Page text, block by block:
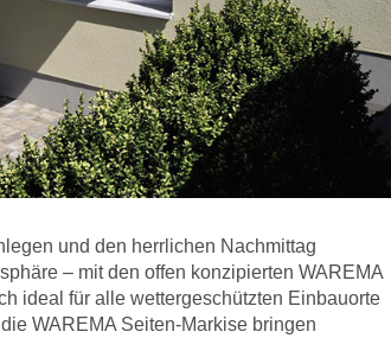
und den herrlichen Nachmittag
– mit den offen konzipierten WAREMA
ideal für alle wettergeschützten Einbauorte
WAREMA Seiten-Markise bringen